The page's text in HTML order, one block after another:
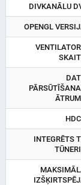
DIVKANĀLU
OPENGL
INTEGRĒTS